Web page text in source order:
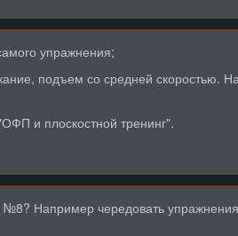
упражнения;
подъем со средней
и плоскостной тренинг".
Например чередовать